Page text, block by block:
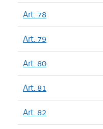
Art. 78
Art. 79
Art. 80
Art. 81
Art. 82